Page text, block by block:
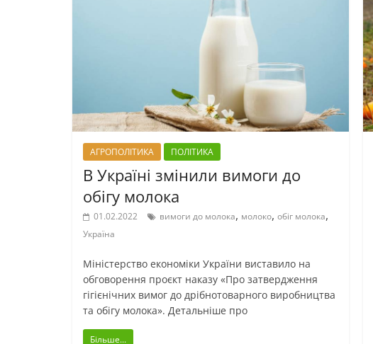
АГРОПОЛІТИКА ПОЛІТИКА
В Україні змінили вимоги до
обігу молока
01.02.2022 вимоги до молока, молоко, обіг молока,
Україна
Міністерство економіки України виставило на
обговорення проєкт наказу «Про затвердження
гігієнічних вимог до дрібнотоварного виробництва
та обігу молока». Детальніше про
Більше...